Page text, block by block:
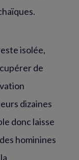
isolée,
de
dizaines
donc laisse
hominines